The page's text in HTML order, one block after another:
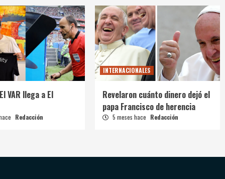
VAR llega a El
Redacción
INTERNACIONALES
Revelaron cuánto dinero dejó el
papa Francisco de herencia
5 meses hace Redacción